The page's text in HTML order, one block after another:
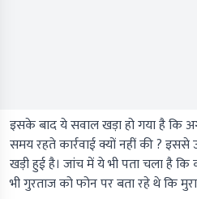
इसके बाद ये सवाल खड़ा हो गया है कि
समय रहते कार्रवाई क्यों नहीं की ?
खड़ी हुई है। जांच में ये भी पता चला है
भी गुरताज को फोन पर बता रहे थे कि